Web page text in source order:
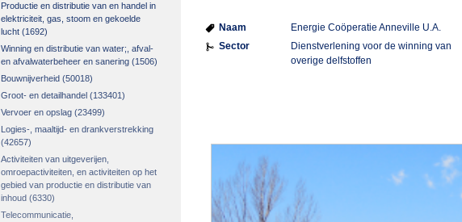
Productie en distributie van en handel in
elektriciteit, gas, stoom en gekoelde
lucht (1692)
Winning en distributie van water;, afval-
en afvalwaterbeheer en sanering (1506)
Bouwnijverheid (50018)
Groot- en detailhandel (133401)
Vervoer en opslag (23499)
Logies-, maaltijd- en drankverstrekking
(42657)
Activiteiten van uitgeverijen,
omroepactiviteiten, en activiteiten op het
gebied van productie en distributie van
inhoud (6330)
Telecommunicatie,
Naam
Energie Coöperatie Anneville U.A.
Sector
Dienstverlening voor de winning van
overige delfstoffen